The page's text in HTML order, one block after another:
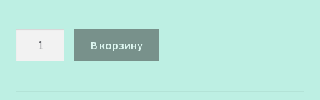
В корзину